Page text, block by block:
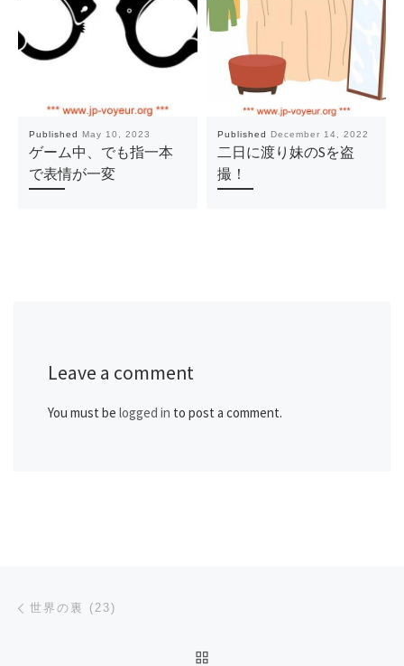
Published May 10, 2023
ゲーム中、でも指一本
で表情が一変
Published December 14, 2022
二日に渡り妹のSを盗
撮！
Leave a comment
You must be logged in to post a comment.
Post navigation
世界の裏 (23)